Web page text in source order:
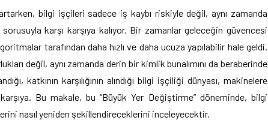
bilgi işçileri sadece iş kaybı riskiyle değil, aynı zamanda
sorusuyla karşı karşıya kalıyor. Bir zamanlar geleceğin güvencesi
tarafından daha hızlı ve daha ucuza yapılabilir hale geldi.
değil, aynı zamanda derin bir kimlik bunalımını da beraberinde
katkının karşılığının alındığı bilgi işçiliği dünyası, makinelere
Bu makale, bu “Büyük Yer Değiştirme” döneminde, bilgi
nasıl yeniden şekillendireceklerini inceleyecektir.